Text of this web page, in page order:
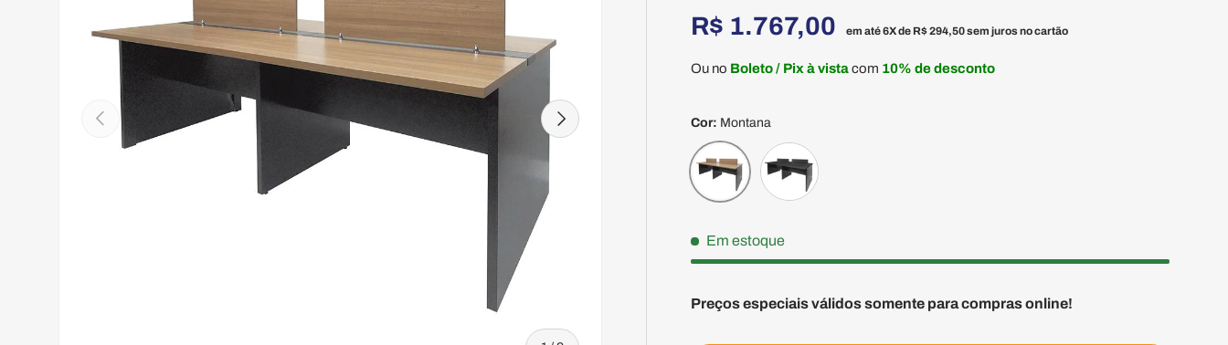
Anterior Seguinte
R$ 1.767,00 em até 6X de R$ 294,50sem juros no cartão
Ou no Boleto / Pix à vistacom 10% de desconto
Cor: Montana
Montana Preto
Em estoque
Preços especiais válidos somente para compras online!